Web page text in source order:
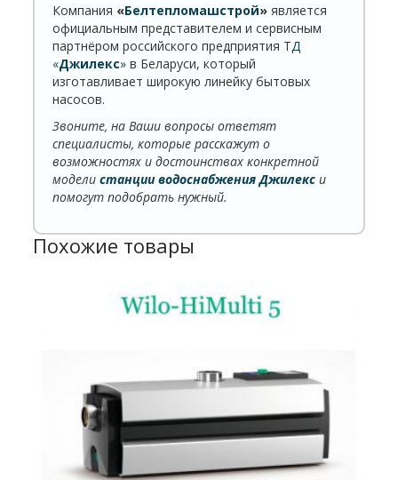
Компания «Белтепломашстрой» является
официальным представителем и сервисным
партнёром российского предприятия ТД
«Джилекс» в Беларуси, который
изготавливает широкую линейку бытовых
насосов.
Звоните, на Ваши вопросы ответят
специалисты, которые расскажут о
возможностях и достоинствах конкретной
моделистанции водоснабжения Джилекс и
помогут подобрать нужный.
Похожие товары